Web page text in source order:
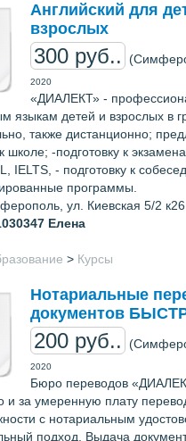
Английский для
взрослых
300 руб..
2020
«ДИАЛЕКТ» -
языкам детей и взрослых в
также дистанционно;
к школе; -подготовку к
IELTS, - подготовку к
программы.
ул. Киевская 5/2 к26
Елена
> Курсы
Нотариальные
документов
200 руб..
2020
Бюро переводов
и за умеренную плату
с нотариальным
подход. Выдача